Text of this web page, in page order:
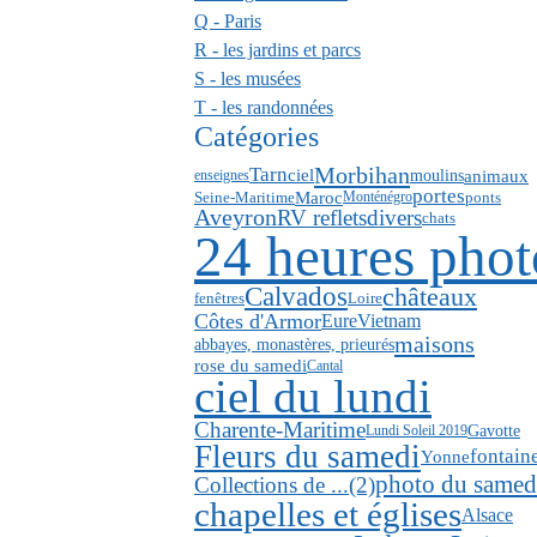
Q - Paris
R - les jardins et parcs
S - les musées
T - les randonnées
Catégories
enseignesTarncielMorbihanmoulinsanimaux
Seine-MaritimeMarocMonténégroportesponts
AveyronRV refletsdiverschats
24 heures
fenêtresCalvadosLoirechâteaux
Côtes d'ArmorEureVietnam
abbayes, monastères, prieurésmaisons
rose du samediCantal
ciel du lundi
Charente-MaritimeLundi Soleil 2019Gavotte
Fleurs du samediYonne
Collections de ...(2)photo du
chapelles et églisesAlsace